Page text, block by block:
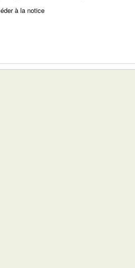
à la notice